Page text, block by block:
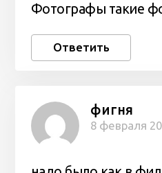
Фотографы такие
Ответить
фигня
8 февраля